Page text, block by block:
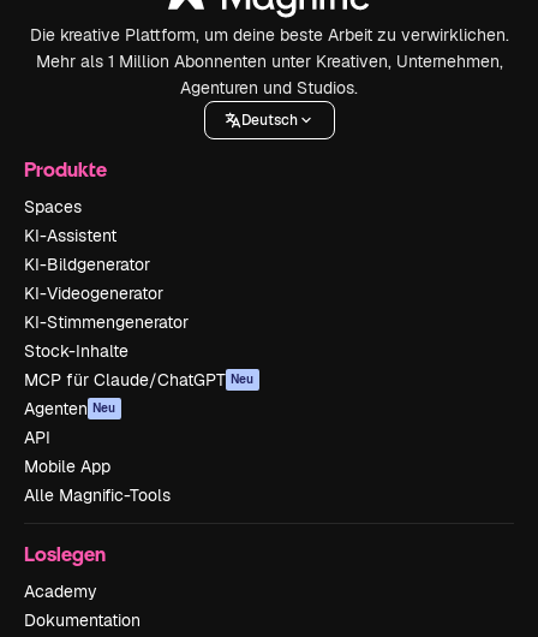
Die kreative Plattform, um deine beste Arbeit zu verwirklichen.
Mehr als 1 Million Abonnenten unter Kreativen, Unternehmen,
Agenturen und Studios.
Deutsch
Produkte
Spaces
KI-Assistent
KI-Bildgenerator
KI-Videogenerator
KI-Stimmengenerator
Stock-Inhalte
MCP für Claude/ChatGPT Neu
Agenten Neu
API
Mobile App
Alle Magnific-Tools
Loslegen
Academy
Dokumentation